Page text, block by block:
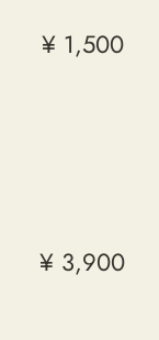
¥ 1,500
¥ 3,900